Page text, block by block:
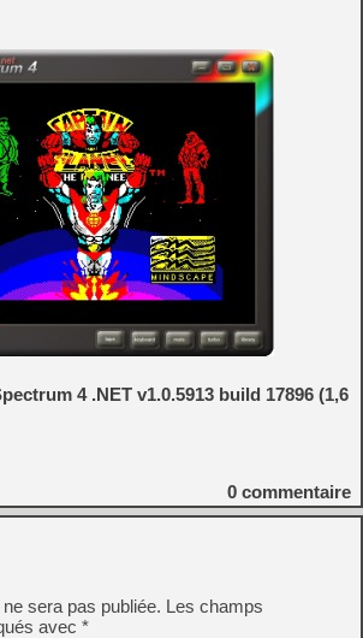
4 .NET v1.0.5913 build 17896 (1,6
0 commentaire
sera pas publiée. Les champs
avec *